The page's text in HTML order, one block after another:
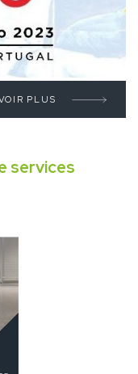
PLUS
services